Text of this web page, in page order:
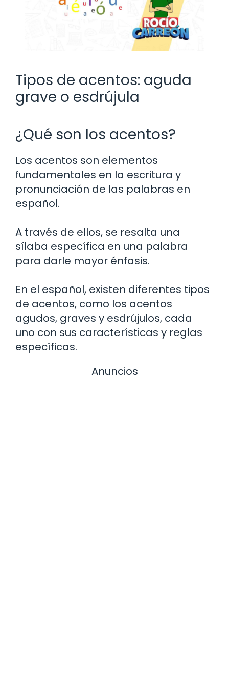
Tipos de acentos: aguda
grave o esdrújula
¿Qué son los acentos?
Los acentos son elementos
fundamentales en la escritura y
pronunciación de las palabras en
español.
A través de ellos, se resalta una
sílaba específica en una palabra
para darle mayor énfasis.
En el español, existen diferentes tipos
de acentos, como los acentos
agudos, graves y esdrújulos, cada
uno con sus características y reglas
específicas.
Anuncios